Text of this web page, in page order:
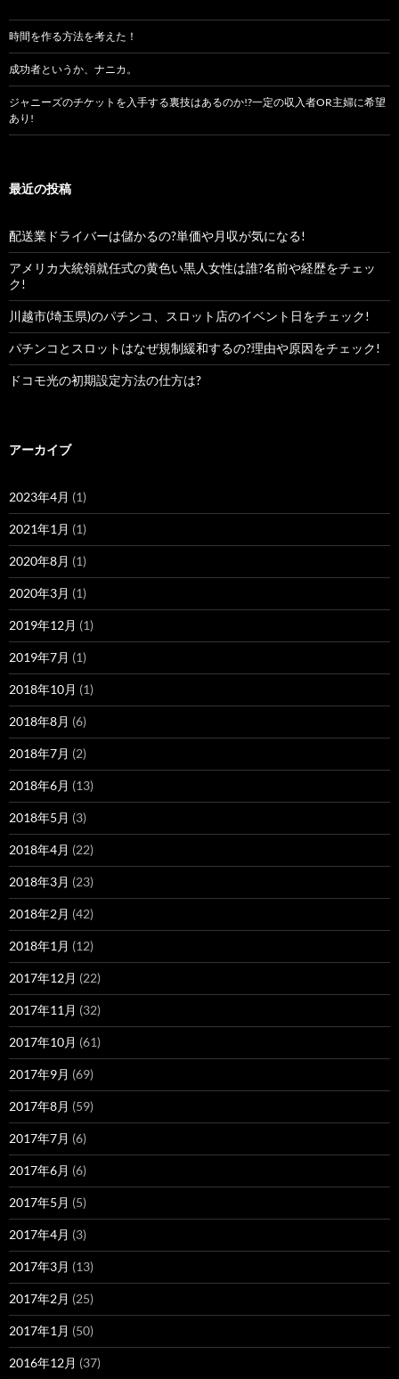
時間を作る方法を考えた！
成功者というか、ナニカ。
ジャニーズのチケットを入手する裏技はあるのか!?一定の収入者OR主婦に希望
あり!
最近の投稿
配送業ドライバーは儲かるの?単価や月収が気になる!
アメリカ大統領就任式の黄色い黒人女性は誰?名前や経歴をチェッ
ク!
川越市(埼玉県)のパチンコ、スロット店のイベント日をチェック!
パチンコとスロットはなぜ規制緩和するの?理由や原因をチェック!
ドコモ光の初期設定方法の仕方は?
アーカイブ
2023年4月 (1)
2021年1月 (1)
2020年8月 (1)
2020年3月 (1)
2019年12月 (1)
2019年7月 (1)
2018年10月 (1)
2018年8月 (6)
2018年7月 (2)
2018年6月 (13)
2018年5月 (3)
2018年4月 (22)
2018年3月 (23)
2018年2月 (42)
2018年1月 (12)
2017年12月 (22)
2017年11月 (32)
2017年10月 (61)
2017年9月 (69)
2017年8月 (59)
2017年7月 (6)
2017年6月 (6)
2017年5月 (5)
2017年4月 (3)
2017年3月 (13)
2017年2月 (25)
2017年1月 (50)
2016年12月 (37)